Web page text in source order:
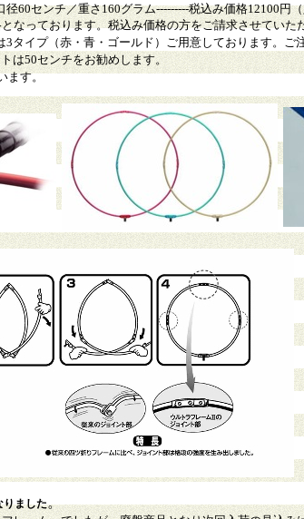
60センチ／重さ160グラム---------税込み価格12100円
なっております。税込み価格の方をご請求させていた
タイプ（赤・青・ゴールド）ご用意しております。ご
は50センチをお勧めします。
ます。
りました。